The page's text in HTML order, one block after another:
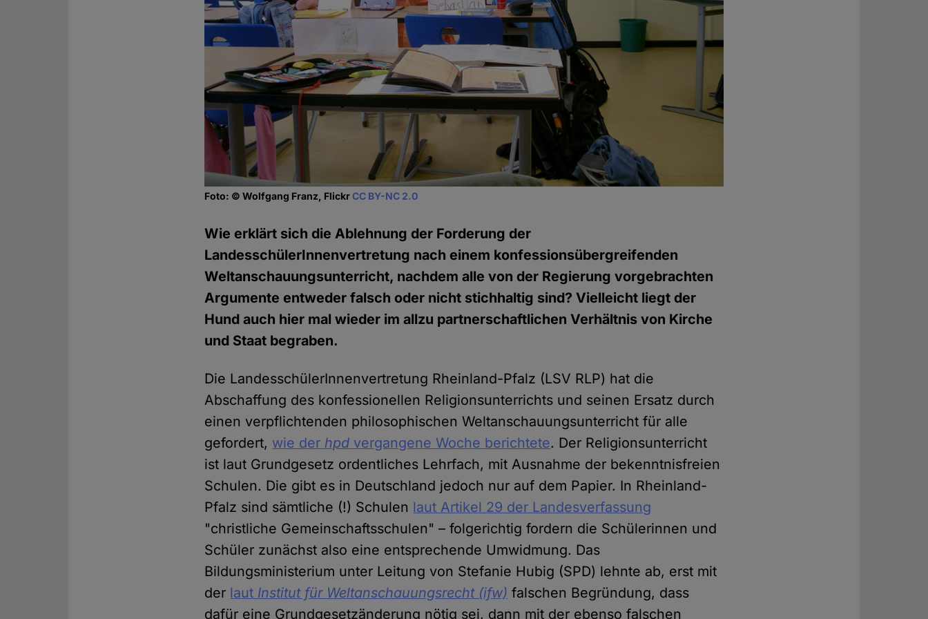
Foto: © Wolfgang Franz, FlickrCC BY-NC 2.0
Wie erklärt sich die Ablehnung der Forderung der
LandesschülerInnenvertretung nach einem konfessionsübergreifenden
Weltanschauungsunterricht, nachdem alle von der Regierung vorgebrachten
Argumente entweder falsch oder nicht stichhaltig sind? Vielleicht liegt der
Hund auch hier mal wieder im allzu partnerschaftlichen Verhältnis von Kirche
und Staat begraben.
Die LandesschülerInnenvertretung Rheinland-Pfalz (LSV RLP) hat die
Abschaffung des konfessionellen Religionsunterrichts und seinen Ersatz durch
einen verpflichtenden philosophischen Weltanschauungsunterricht für alle
gefordert, wie der hpd vergangene Woche berichtete. Der Religionsunterricht
ist laut Grundgesetz ordentliches Lehrfach, mit Ausnahme der bekenntnisfreien
Schulen. Die gibt es in Deutschland jedoch nur auf dem Papier. In Rheinland-
Pfalz sind sämtliche (!) Schulen laut Artikel 29 der Landesverfassung
"christliche Gemeinschaftsschulen" – folgerichtig fordern die Schülerinnen und
Schüler zunächst also eine entsprechende Umwidmung. Das
Bildungsministerium unter Leitung von Stefanie Hubig (SPD) lehnte ab, erst mit
der laut Institut für Weltanschauungsrecht (ifw) falschen Begründung, dass
dafür eine Grundgesetzänderung nötig sei, dann mit der ebenso falschen